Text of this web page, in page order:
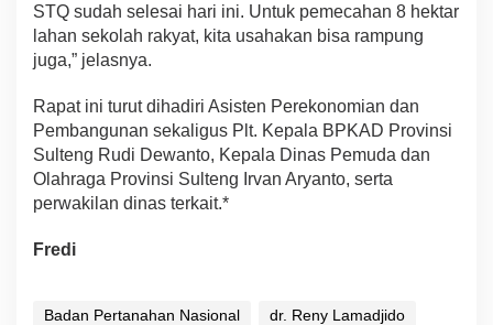
STQ sudah selesai hari ini. Untuk pemecahan 8 hektar
lahan sekolah rakyat, kita usahakan bisa rampung
juga,” jelasnya.
Rapat ini turut dihadiri Asisten Perekonomian dan
Pembangunan sekaligus Plt. Kepala BPKAD Provinsi
Sulteng Rudi Dewanto, Kepala Dinas Pemuda dan
Olahraga Provinsi Sulteng Irvan Aryanto, serta
perwakilan dinas terkait.*
Fredi
Badan Pertanahan Nasional
dr. Reny Lamadjido